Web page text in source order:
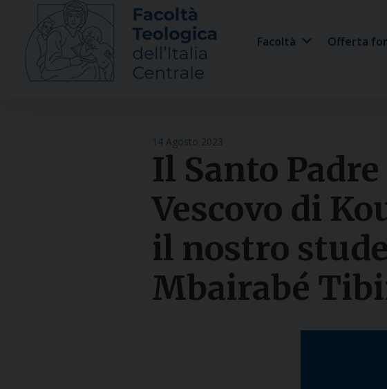
content
Facoltà Offerta
14 Agosto 2023
Il Santo
Vescovo di
il nostro
Mbairabé